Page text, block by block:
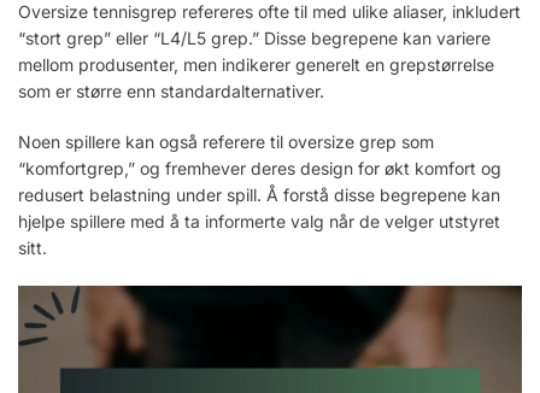
Oversize tennisgrep refereres ofte til med ulike aliaser, inkludert
“stort grep” eller “L4/L5 grep.” Disse begrepene kan variere
mellom produsenter, men indikerer generelt en grepstørrelse
som er større enn standardalternativer.
Noen spillere kan også referere til oversize grep som
“komfortgrep,” og fremhever deres design for økt komfort og
redusert belastning under spill. Å forstå disse begrepene kan
hjelpe spillere med å ta informerte valg når de velger utstyret
sitt.